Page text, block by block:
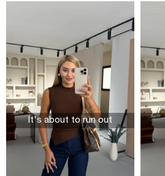
It's about to run out